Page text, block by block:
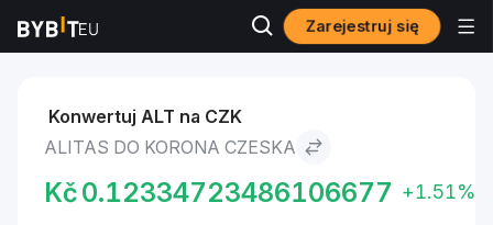
Zarejestruj się
Rynki Cena Alitas ALT Alitas to Korona czeska
Konwertuj ALT na CZK
ALITAS DO KORONA CZESKA
Kč0.12334723486106677 +1.51%